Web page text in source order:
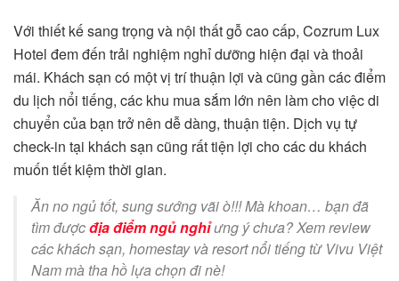
Với thiết kế sang trọng và nội thất gỗ cao cấp, Cozrum Lux
Hotel đem đến trải nghiệm nghỉ dưỡng hiện đại và thoải
mái. Khách sạn có một vị trí thuận lợi và cũng gần các điểm
du lịch nổi tiếng, các khu mua sắm lớn nên làm cho việc di
chuyển của bạn trở nên dễ dàng, thuận tiện. Dịch vụ tự
check-in tại khách sạn cũng rất tiện lợi cho các du khách
muốn tiết kiệm thời gian.
Ăn no ngủ tốt, sung sướng vãi ò!!! Mà khoan… bạn đã
tìm đượcđịa điểm ngủ nghỉưng ý chưa? Xem review
các khách sạn, homestay và resort nổi tiếng từ Vivu Việt
Nam mà tha hồ lựa chọn đi nè!